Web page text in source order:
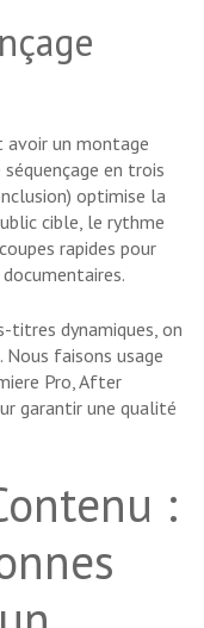
un montage
en trois
optimise la
cible, le rythme
rapides pour
titres dynamiques, on
Nous faisons usage
Pro, After
garantir une qualité
: